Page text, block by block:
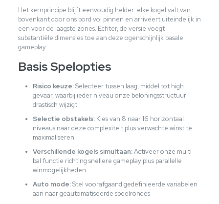
Het kernprincipe blijft eenvoudig helder: elke kogel valt van
bovenkant door ons bord vol pinnen en arriveert uiteindelijk in
een voor de laagste zones. Echter, de versie voegt
substantiële dimensies toe aan deze ogenschijnlijk basale
gameplay.
Basis Spelopties
Risico keuze:Selecteer tussen laag, middel tot high
gevaar, waarbij ieder niveau onze beloningsstructuur
drastisch wijzigt
Selectie obstakels:Kies van 8 naar 16 horizontaal
niveaus naar deze complexiteit plus verwachte winst te
maximaliseren
Verschillende kogels simultaan:Activeer onze multi-
bal functie richting snellere gameplay plus parallelle
winmogelijkheden
Auto mode:Stel voorafgaand gedefinieerde variabelen
aan naar geautomatiseerde speelrondes